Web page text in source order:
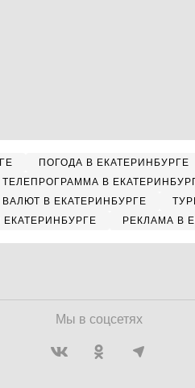
ПОГОДА В ЕКАТЕРИНБУРГЕ
ТЕЛЕПРОГРАММА В
В ЕКАТЕРИНБУРГЕ
РЕКЛАМА В
Мы в соцсетях